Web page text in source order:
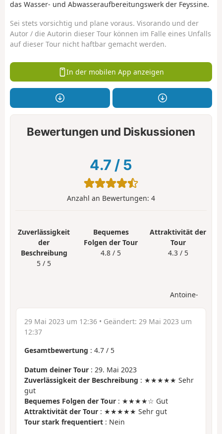
das Wasser- und Abwasseraufbereitungswerk der Feyssine.
Sei stets vorsichtig und plane voraus. Visorando und der
Autor / die Autorin dieser Tour können im Falle eines Unfalls
auf dieser Tour nicht haftbar gemacht werden.
In der mobilen App anzeigen
Bewertungen und Diskussionen
4.7 / 5
Anzahl an Bewertungen: 4
Zuverlässigkeit
der
Beschreibung
5 / 5
Bequemes
Folgen der Tour
4.8 / 5
Attraktivität der
Tour
4.3 / 5
Antoine-
29 Mai 2023 um 12:36 • Geändert: 29 Mai 2023 um
12:37
Gesamtbewertung : 4.7 / 5
Datum deiner Tour : 29. Mai 2023
Zuverlässigkeit der Beschreibung : ★★★★★ Sehr
gut
Bequemes Folgen der Tour : ★★★★☆ Gut
Attraktivität der Tour : ★★★★★ Sehr gut
Tour stark frequentiert : Nein